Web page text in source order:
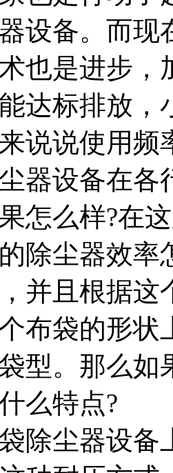
设备。而现
也是进步，
达标排放，
说说使用频
器设备在
怎么样?在
除尘器效率
并且根据
布袋的形状
型。那么如
么特点?
除尘器设备